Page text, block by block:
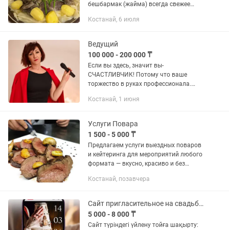
бешбармак (жайма) всегда свежее
Костанай, 6 июля
Ведущий
100 000 - 200 000 ₸
Если вы здесь, значит вы-
СЧАСТЛИВЧИК! Потому что ваше
торжество в руках профессионала.
спонсор отличного настроения.
корпоративы,...
Костанай, 1 июня
Услуги Повара
1 500 - 5 000 ₸
Предлагаем услуги выездных поваров
и кейтеринга для мероприятий любого
формата — вкусно, красиво и без
•Частные ужины и семейные праздники
Костанай, позавчера
Сайт пригласительное на свадьбу / Сайт шақырту тойға
5 000 - 8 000 ₸
Сайт түріндегі үйлену тойға шақырту: